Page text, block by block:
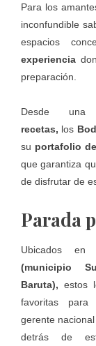
Para los
inconfundible
espacios
experiencia
preparación.
Desde
recetas, los
su portafolio
que garantiza
de disfrutar de
Parada
Ubicados en
(municipio
Baruta), estos
favoritas para
gerente
detrás de